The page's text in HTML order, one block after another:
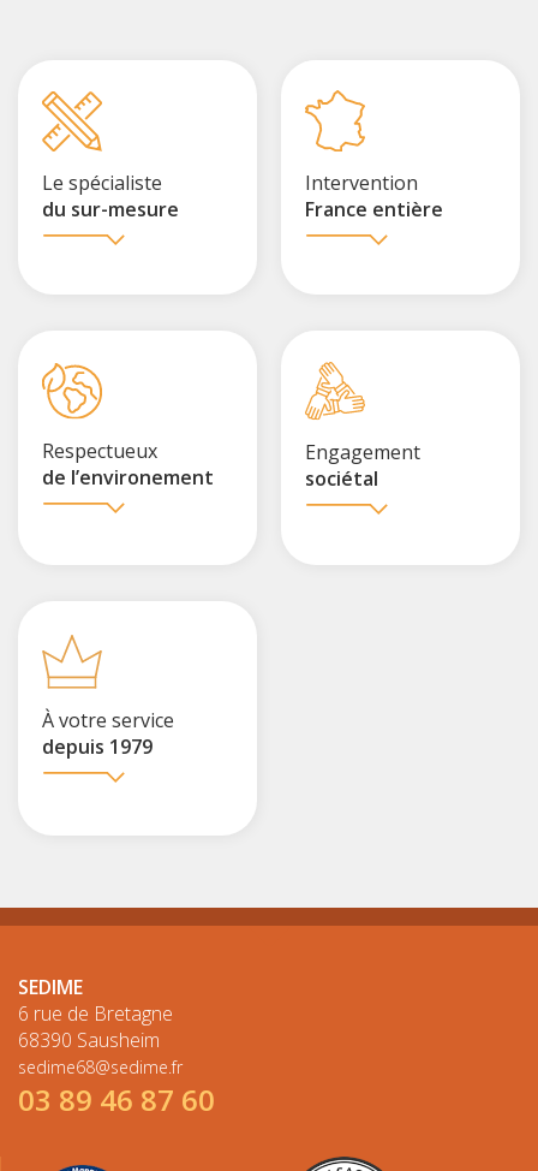
Le spécialiste
du sur-mesure
Intervention
France entière
Respectueux
de l’environement
Engagement
sociétal
À votre service
depuis 1979
SEDIME
6 rue de Bretagne
68390 Sausheim
sedime68@sedime.fr
03 89 46 87 60